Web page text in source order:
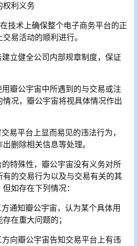
利义务
术上确保整个电子商务平台的正
易活动的顺利进行。
健全公司内部规章制度，保证
公宇宙中所遇到的与交易或注
况，瓣公宇宙将视具体情况作出
平台上显而易见的违法行为，
删除相关信息等处理。
殊性，瓣公宇宙没有义务对所
的交易行为以及与交易有关的其
如存在下列情况：
知瓣公宇宙，认为某个具体用
在重大问题的；
瓣公宇宙告知交易平台上有违